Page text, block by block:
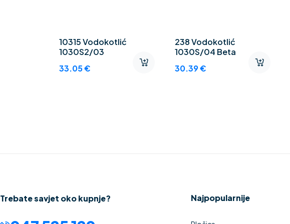
10315 Vodokotlić
1030S2/03
33.05€
238 Vodokotlić
1030S/04 Beta
30.39€
Trebate savjet oko kupnje? Najpopularnije